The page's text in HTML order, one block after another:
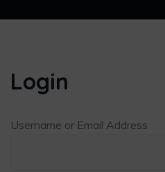
Login
Username or Email Address